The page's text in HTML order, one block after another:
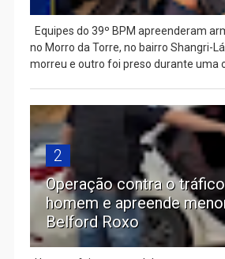
Equipes do 39º BPM apreenderam
no Morro da Torre, no bairro Shangri-
morreu e outro foi preso durante uma
2
Operação contra o
homem e apreende
Belford Roxo